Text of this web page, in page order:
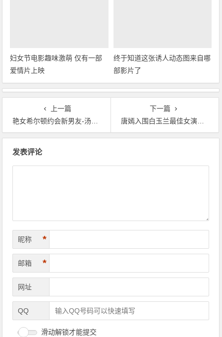
妇女节电影趣味激萌 仅有一部
爱情片上映
终于知道这张诱人动态图来自哪
部影片了
上一篇
艳女希尔顿约会新男友-汤唯和男友拥吻被拍 依依不舍如电影情节
下一篇
唐嫣入围白玉兰最佳女演员-唐嫣-女星最具芭蕾气质
发表评论
昵称 *
邮箱 *
网址
QQ
滑动解锁才能提交